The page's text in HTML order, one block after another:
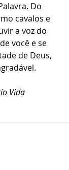
Do
cavalos e
a voz do
você e se
de Deus,
Vida